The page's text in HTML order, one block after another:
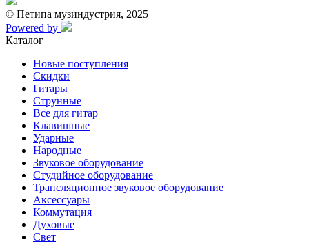
© Петипа музиндустрия, 2025
Powered by
Каталог
Новые поступления
Скидки
Гитары
Струнные
Все для гитар
Клавишные
Ударные
Народные
Звуковое оборудование
Студийное оборудование
Трансляционное звуковое оборудование
Аксессуары
Коммутация
Духовые
Свет